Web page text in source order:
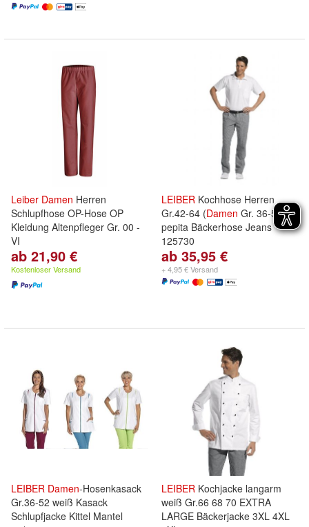
Leiber Damen Herren
Schlupfhose OP-Hose OP
Kleidung Altenpfleger Gr. 00 -
VI
ab 21,90 €
Kostenloser Versand
LEIBER Kochhose Herren
Gr.42-64 (Damen Gr. 36-58)
pepita Bäckerhose Jeans
125730
ab 35,95 €
+ 4,95 € Versand
LEIBER Damen-Hosenkasack
Gr.36-52 weiß Kasack
Schlupfjacke Kittel Mantel
LEIBER Kochjacke langarm
weiß Gr.66 68 70 EXTRA
LARGE Bäckerjacke 3XL 4XL